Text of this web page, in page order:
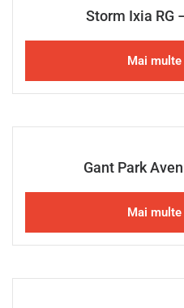
Storm Ixia RG
Mai
Gant Park
Mai